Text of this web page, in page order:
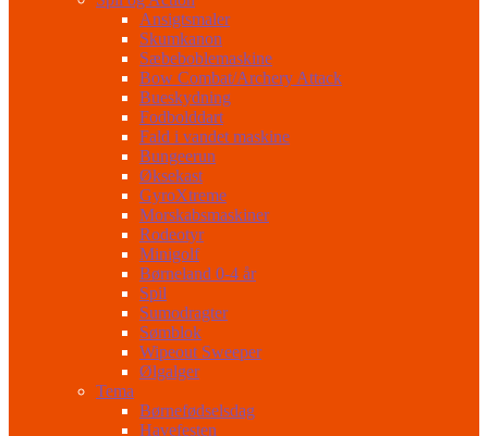
Ansigtsmaler
Skumkanon
Sæbeboblemaskine
Bow Combat/Archery Attack
Bueskydning
Fodbolddart
Fald i vandet maskine
Bungeerun
Øksekast
GyroXtreme
Morskabsmaskiner
Rodeotyr
Minigolf
Børneland 0-4 år
Spil
Sumodragter
Sømblok
Wipeout Sweeper
Ølgalger
Tema
Børnefødselsdag
Havefesten